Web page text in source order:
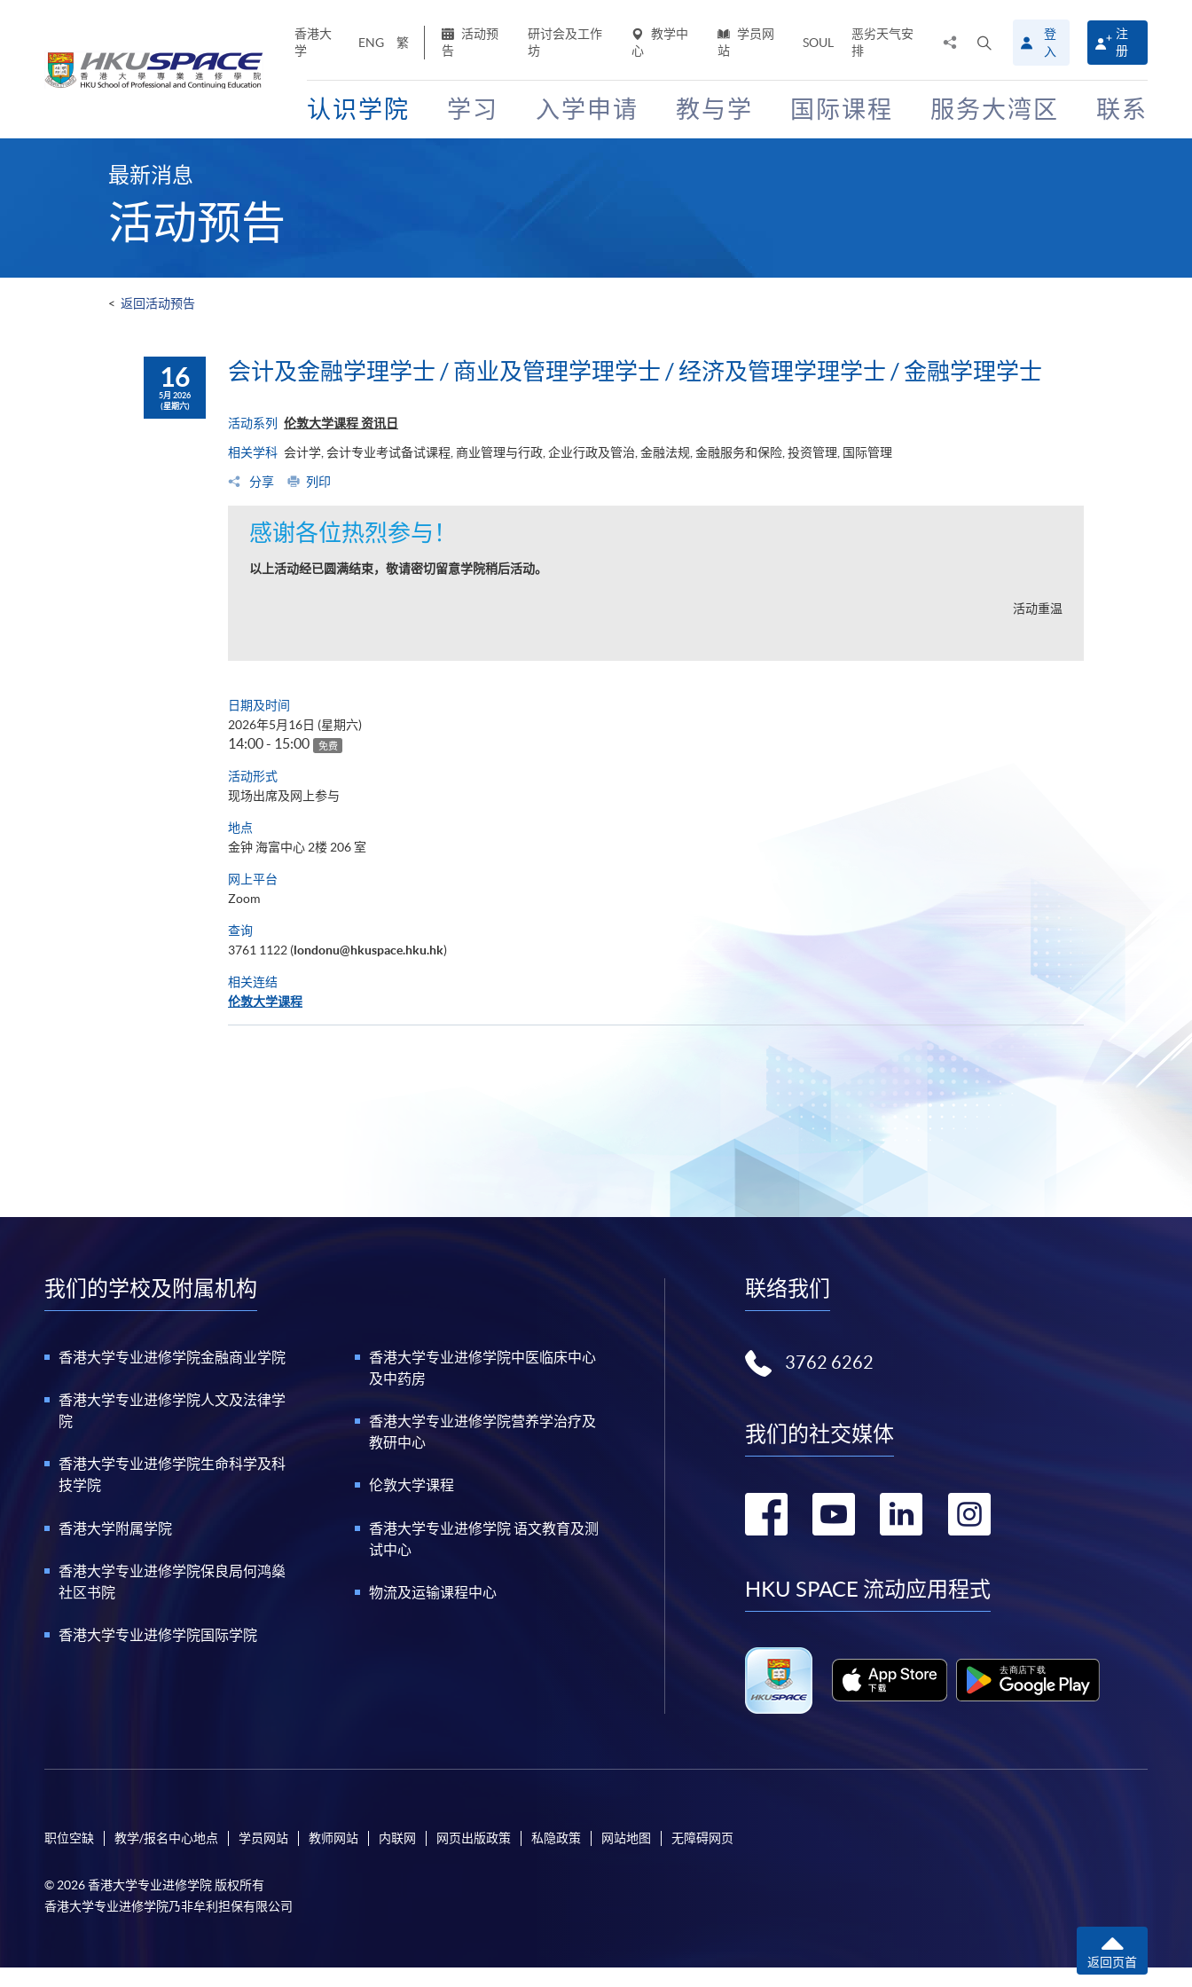
香港大
学
ENG 繁
活动预
告
研讨会及工作
坊
教学中
心
学员网
站
SOUL
恶劣天气安
排
搜
寻
介
面
登
入
注
册
认识学院 学习 入学申请 教与学 国际课程 服务大湾区 联系
最新消息
活动预告
< 返回活动预告
16
5月 2026
(星期六)
会计及金融学理学士 / 商业及管理学理学士 / 经济及管理学理学士 / 金融学理学士
活动系列 伦敦大学课程 资讯日
相关学科 会计学, 会计专业考试备试课程, 商业管理与行政, 企业行政及管治, 金融法规, 金融服务和保险, 投资管理, 国际管理
分享 列印
感谢各位热烈参与！
以上活动经已圆满结束，敬请密切留意学院稍后活动。
活动重温
日期及时间
2026年5月16日 (星期六)
14:00 - 15:00 免费
活动形式
现场出席及网上参与
地点
金钟 海富中心 2楼 206 室
网上平台
Zoom
查询
3761 1122 (londonu@hkuspace.hku.hk)
相关连结
伦敦大学课程
我们的学校及附属机构
香港大学专业进修学院金融商业学院
香港大学专业进修学院人文及法律学
院
香港大学专业进修学院生命科学及科
技学院
香港大学附属学院
香港大学专业进修学院保良局何鸿燊
社区书院
香港大学专业进修学院国际学院
香港大学专业进修学院中医临床中心
及中药房
香港大学专业进修学院营养学治疗及
教研中心
伦敦大学课程
香港大学专业进修学院 语文教育及测
试中心
物流及运输课程中心
联络我们
3762 6262
我们的社交媒体
转
facebook
转
youtube
转
linkedin
转
instagram
HKU SPACE 流动应用程式
职位空缺 教学/报名中心地点 学员网站 教师网站 内联网 网页出版政策 私隐政策 网站地图 无障碍网页
© 2026 香港大学专业进修学院 版权所有
香港大学专业进修学院乃非牟利担保有限公司
返回页首